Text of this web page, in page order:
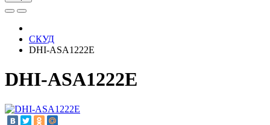
СКУД
DHI-ASA1222E
DHI-ASA1222E